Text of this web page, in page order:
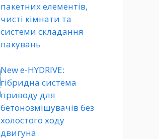
пакетних елементів,
чисті кімнати та
системи складання
пакувань
New e-HYDRIVE:
гібридна система
приводу для
бетонозмішувачів без
холостого ходу
двигуна